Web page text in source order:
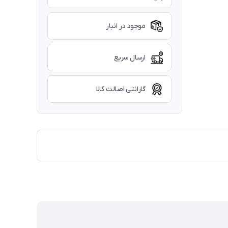
موجود در انبار
ارسال سریع
گارانتی اصالت کالا